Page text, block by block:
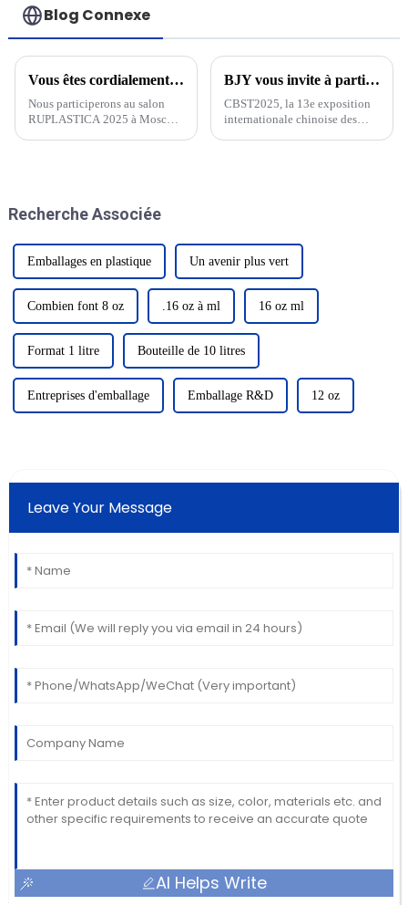
Blog Connexe
Vous êtes cordialement invité à assister à RUPLASTICA à Moscou, Russie, du 21 au 24 janvier 2025 !
Nous participerons au salon
RUPLASTICA 2025 à Moscou,
BJY vous invite à participer au 13e Salon international des technologies de l'industrie des boissons de Chine CBST2025 !
CBST2025, la 13e exposition
internationale chinoise des
Recherche Associée
Emballages en plastique Un avenir plus vert
Combien font 8 oz .16 oz à ml 16 oz ml
Format 1 litre Bouteille de 10 litres
Entreprises d'emballage Emballage R&D 12 oz
Leave Your Message
AI Helps Write